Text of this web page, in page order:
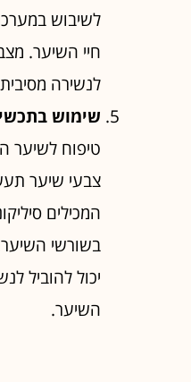
לשיבוש
חיי השיער.
לנשירה
שימוש
טיפוח לשיער
צבעי שיער
המכילים
בשורשי
יכול להוביל
השיער.